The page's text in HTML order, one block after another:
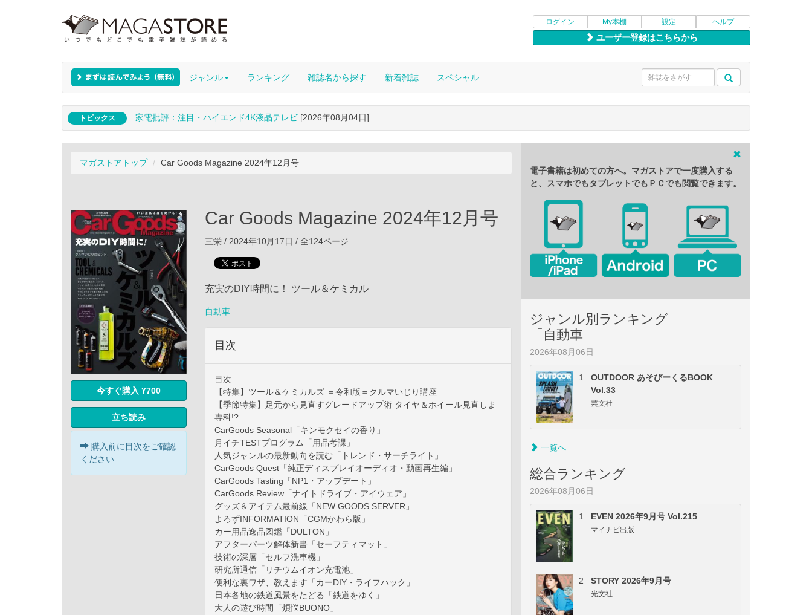
ログイン My本棚 設定 ヘルプ
ユーザー登録はこちらから
ジャンル ランキング 雑誌名から探す 新着雑誌 スペシャル
トピックス 家電批評：注目・ハイエンド4K液晶テレビ [2026年08月04日]
マガストアトップ Car Goods Magazine 2024年12月号
今すぐ購入 ¥700
立ち読み
購入前に目次をご確認
ください
Car Goods Magazine 2024年12月号
三栄 / 2024年10月17日 / 全124ページ
充実のDIY時間に！ ツール＆ケミカル
自動車
目次
目次
【特集】ツール＆ケミカルズ ＝令和版＝クルマいじり講座
【季節特集】足元から見直すグレードアップ術 タイヤ＆ホイール見直しま
専科!?
CarGoods Seasonal「キンモクセイの香り」
月イチTESTプログラム「用品考課」
人気ジャンルの最新動向を読む「トレンド・サーチライト」
CarGoods Quest「純正ディスプレイオーディオ・動画再生編」
CarGoods Tasting「NP1・アップデート」
CarGoods Review「ナイトドライブ・アイウェア」
グッズ＆アイテム最前線「NEW GOODS SERVER」
よろずINFORMATION「CGMかわら版」
カー用品逸品図鑑「DULTON」
アフターパーツ解体新書「セーフティマット」
技術の深層「セルフ洗車機」
研究所通信「リチウムイオン充電池」
便利な裏ワザ、教えます「カーDIY・ライフハック」
日本各地の鉄道風景をたどる「鉄道をゆく」
大人の遊び時間「煩悩BUONO」
電子書籍は初めての方へ。マガストアで一度購入する
と、スマホでもタブレットでもＰＣでも閲覧できます。
ジャンル別ランキング
「自動車」
2026年08月06日
1
OUTDOOR あそびーくるBOOK
Vol.33
芸文社
一覧へ
総合ランキング
2026年08月06日
1 EVEN 2026年9月号 Vol.215
マイナビ出版
2 STORY 2026年9月号
光文社